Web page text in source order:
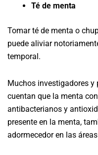
Té de menta
Tomar té de menta o
puede aliviar
temporal.
Muchos investigadores
cuentan que la menta
antibacterianos y
presente en la menta,
adormecedor en las